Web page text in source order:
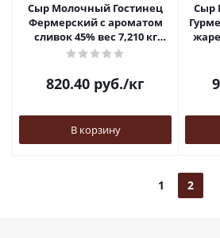
Сыр Молочный Гостинец
Фермерский с ароматом
сливок 45% вес 7,210 кг
Беларусь
820.40 руб./кг
В корзину
Сыр
1 2